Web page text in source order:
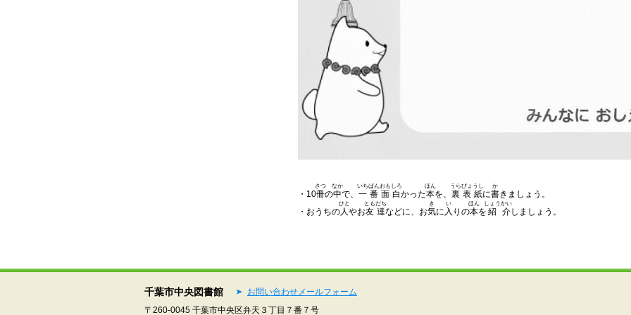
・10冊
さつ
の中
なか
で、 一番
いちばん
面白
おもしろ
かった本
ほん
を、 裏
うら
表紙
びょうし
に書
か
きましょう。
・おうちの人
ひと
やお友達
ともだち
などに、お気
き
に 入
い
りの本
ほん
を 紹
しょう
介
かい
しましょう。
お問い合わせメールフォーム
千葉市中央図書館
〒260-0045 千葉市中央区弁天３丁目７番７号